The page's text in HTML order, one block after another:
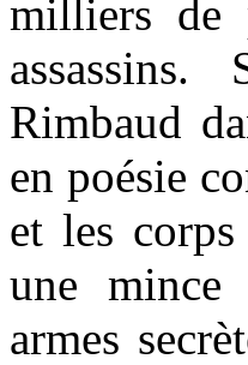
milliers de
assassins.
Rimbaud
en poésie
et les
une mince
armes